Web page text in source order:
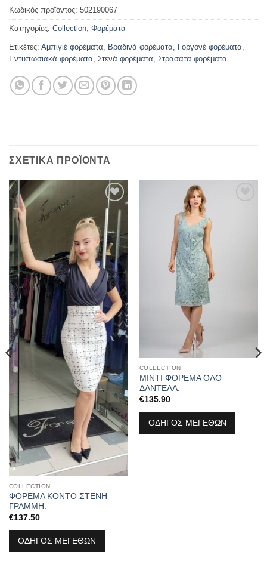
Κωδικός προϊόντος: 502190067
Κατηγορίες: Collection, Φορέματα
Ετικέτες: Αμπιγιέ φορέματα, Βραδινά φορέματα, Γοργονέ φορέματα,
Εντυπωσιακά φορέματα, Στενά φορέματα, Στρασάτα φορέματα
ΣΧΕΤΙΚΆ ΠΡΟΪΌΝΤΑ
Προσθήκη
στα
αγαπημένα
COLLECTION
ΦΟΡΕΜΑ ΚΟΝΤΟ ΣΤΕΝΗ
ΓΡΑΜΜΗ.
€137.50
ΟΔΗΓΟΣ ΜΕΓΕΘΩΝ
COLLECTION
ΜΙΝΤΙ ΦΟΡΕΜΑ ΟΛΟ
ΔΑΝΤΕΛΑ.
€135.90
ΟΔΗΓΟΣ ΜΕΓΕΘΩΝ